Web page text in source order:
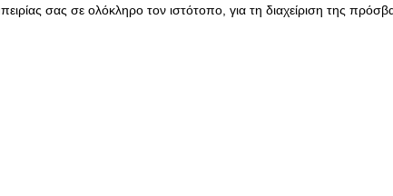
σας σε ολόκληρο τον ιστότοπο, για τη διαχείριση της